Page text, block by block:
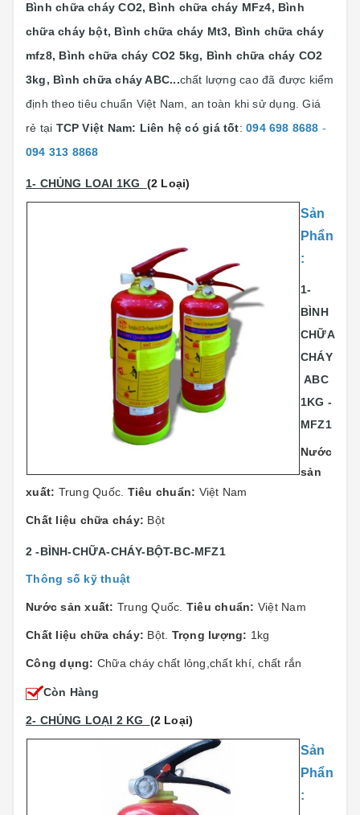
Bình chữa cháy CO2, Bình chữa cháy MFz4, Bình
chữa cháy bột, Bình chữa cháy Mt3, Bình chữa cháy
mfz8, Bình chữa cháy CO2 5kg, Bình chữa cháy CO2
3kg, Bình chữa cháy ABC...chất lượng cao đã được kiểm
định theo tiêu chuẩn Việt Nam, an toàn khi sử dụng. Giá
rẻ tại TCP Việt Nam: Liên hệ có giá tốt:094 698 8688 -
094 313 8868
1- CHỦNG LOAI 1KG (2 Loại)
Sản
Phẩn
:
1-
BÌNH
CHỮA
CHÁY
ABC
1KG -
MFZ1
Nước
sản
xuất: Trung Quốc. Tiêu chuẩn: Việt Nam
Chất liệu chữa cháy: Bột
2 -BÌNH-CHỮA-CHÁY-BỘT-BC-MFZ1
Thông số kỹ thuật
Nước sản xuất: Trung Quốc. Tiêu chuẩn: Việt Nam
Chất liệu chữa cháy: Bột. Trọng lượng: 1kg
Công dụng: Chữa cháy chất lỏng,chất khí, chất rắn
Còn Hàng
2- CHỦNG LOẠI 2 KG (2 Loại)
Sản
Phẩn
: